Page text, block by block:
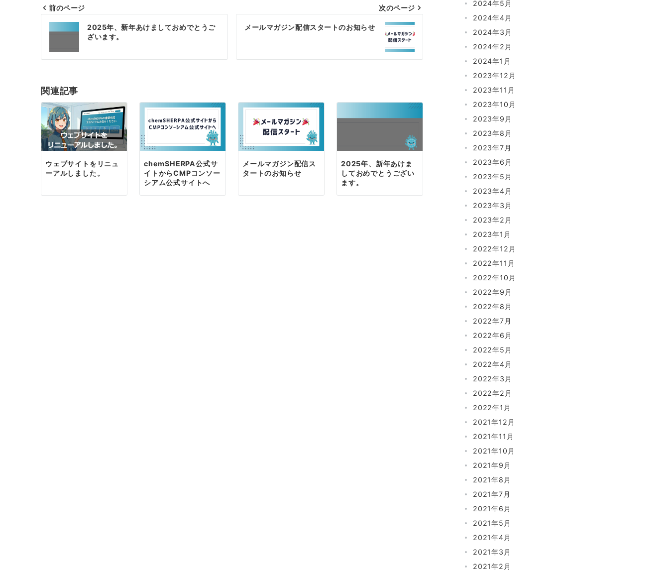
投
ナ
ゲ
ー
シ
ョ
前のページ
2025年、新年あけましておめでとうご
ざいます。
次のページ
メールマガジン配信スタートのお知らせ
関連記事
ウェブサイトをリニュ
ーアルしました。
chemSHERPA公式サ
イトからCMPコンソー
シアム公式サイトへ
メールマガジン配信ス
タートのお知らせ
2025年、新年あけま
しておめでとうござい
ます。
2024年5月
2024年4月
2024年3月
2024年2月
2024年1月
2023年12月
2023年11月
2023年10月
2023年9月
2023年8月
2023年7月
2023年6月
2023年5月
2023年4月
2023年3月
2023年2月
2023年1月
2022年12月
2022年11月
2022年10月
2022年9月
2022年8月
2022年7月
2022年6月
2022年5月
2022年4月
2022年3月
2022年2月
2022年1月
2021年12月
2021年11月
2021年10月
2021年9月
2021年8月
2021年7月
2021年6月
2021年5月
2021年4月
2021年3月
2021年2月